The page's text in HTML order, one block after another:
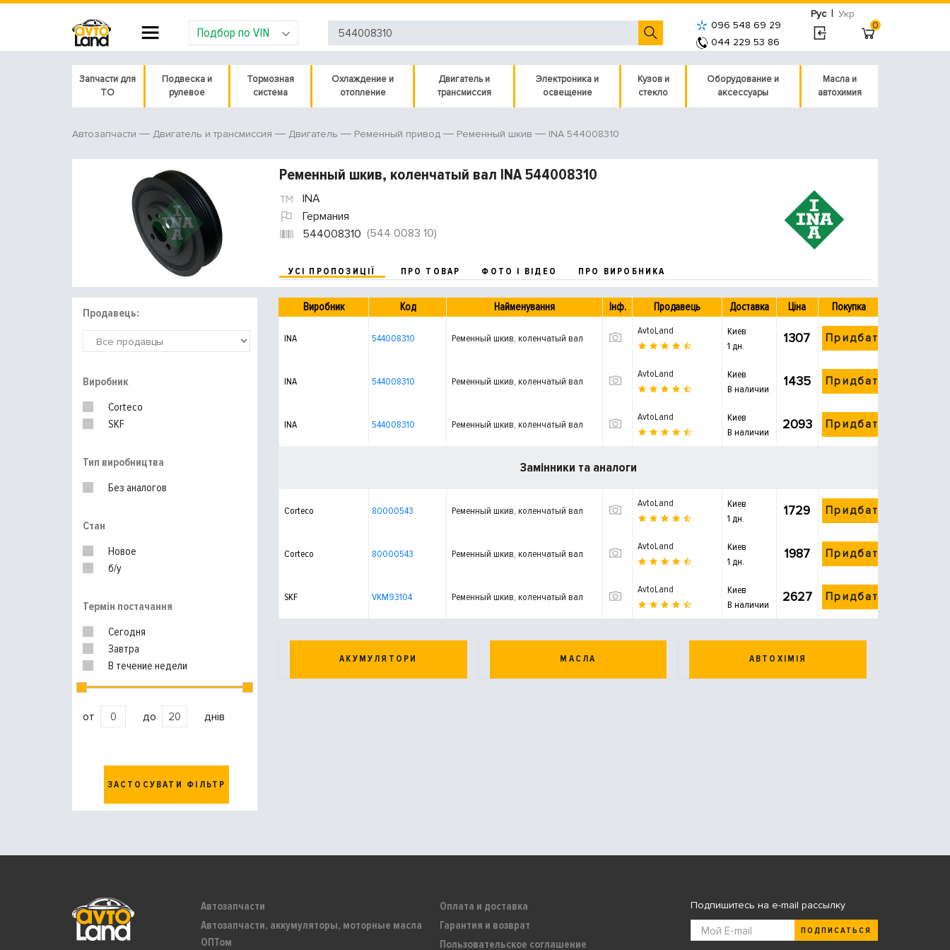
Рус | Укр
Подбор по VIN
096 548 69 29
044 229 53 86
0
Запчасти для
ТО
Подвеска и
рулевое
Тормозная
система
Охлаждение и
отопление
Двигатель и
трансмиссия
Электроника и
освещение
Кузов и
стекло
Оборудование и
аксессуары
Масла и
автохимия
Автозапчасти Двигатель и трансмиссия Двигатель Ременный привод Ременный шкив INA 544008310
Ременный шкив, коленчатый вал INA 544008310
INA
Германия
544008310 (544 0083 10)
УСІ ПРОПОЗИЦІЇ ПРО ТОВАР ФОТО І ВІДЕО ПРО ВИРОБНИКА
Продавець:
Виробник
Corteco
SKF
Тип виробництва
Без аналогов
Стан
Новое
б/у
Термін постачання
Сегодня
Завтра
В течение недели
от до днів
ЗАСТОСУВАТИ ФІЛЬТР
Виробник Код Найменування Інф. Продавець Доставка Ціна Покупка
INA 544008310 Ременный шкив, коленчатый вал
AvtoLand
Киев
1 дн.
1307 Придбати
INA 544008310 Ременный шкив, коленчатый вал
AvtoLand
Киев
В наличии
1435 Придбати
INA 544008310 Ременный шкив, коленчатый вал
AvtoLand
Киев
В наличии
2093 Придбати
Замінники та аналоги
Corteco 80000543 Ременный шкив, коленчатый вал
AvtoLand
Киев
1 дн.
1729 Придбати
Corteco 80000543 Ременный шкив, коленчатый вал
AvtoLand
Киев
1 дн.
1987 Придбати
SKF VKM93104 Ременный шкив, коленчатый вал
AvtoLand
Киев
В наличии
2627 Придбати
АКУМУЛЯТОРИ МАСЛА АВТОХІМІЯ
Автозапчасти
Автозапчасти, аккумуляторы, моторные масла
ОПТом
Оплата и доставка
Гарантия и возврат
Пользовательское соглашение
Подпишитесь на e-mail рассылку
ПОДПИСАТЬСЯ